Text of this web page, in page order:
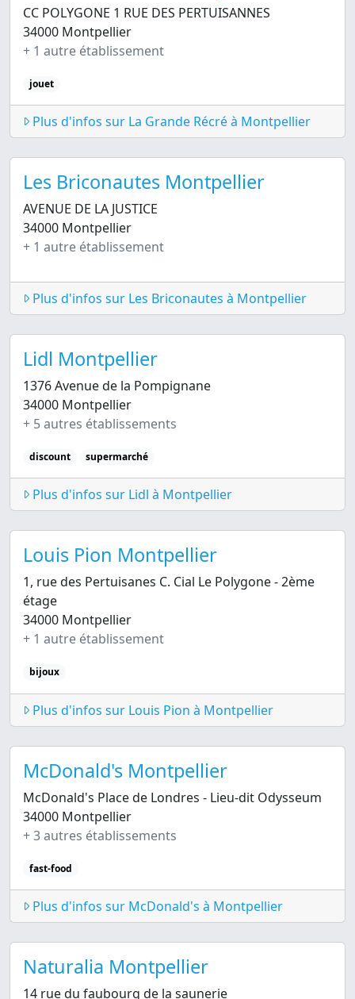
CC POLYGONE 1 RUE DES PERTUISANNES
34000 Montpellier
+ 1 autre établissement
jouet
Plus d'infos sur La Grande Récré à Montpellier
Les Briconautes Montpellier
AVENUE DE LA JUSTICE
34000 Montpellier
+ 1 autre établissement
Plus d'infos sur Les Briconautes à Montpellier
Lidl Montpellier
1376 Avenue de la Pompignane
34000 Montpellier
+ 5 autres établissements
discount supermarché
Plus d'infos sur Lidl à Montpellier
Louis Pion Montpellier
1, rue des Pertuisanes C. Cial Le Polygone - 2ème
étage
34000 Montpellier
+ 1 autre établissement
bijoux
Plus d'infos sur Louis Pion à Montpellier
McDonald's Montpellier
McDonald's Place de Londres - Lieu-dit Odysseum
34000 Montpellier
+ 3 autres établissements
fast-food
Plus d'infos sur McDonald's à Montpellier
Naturalia Montpellier
14 rue du faubourg de la saunerie